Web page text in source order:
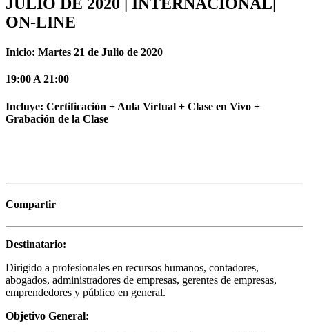
ON-LINE
Inicio: Martes 21 de Julio de 2020
19:00 A 21:00
Incluye: Certificación + Aula Virtual + Clase en Vivo +
Grabación de la Clase
Compartir
Destinatario:
Dirigido a profesionales en recursos humanos, contadores,
abogados, administradores de empresas, gerentes de empresas,
emprendedores y público en general.
Objetivo General: